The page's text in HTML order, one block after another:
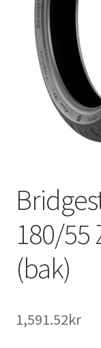
Om oss
180/55
(bak)
1,591.52kr